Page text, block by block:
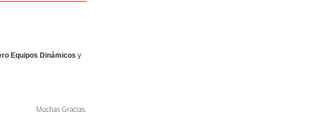
Equipos Dinámicos y
Muchas Gracias.